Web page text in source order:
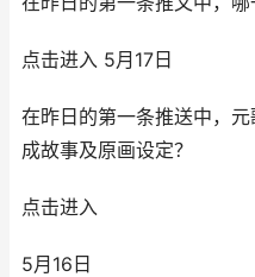
点击进入 5月17日
在昨日的第一条推送中，
成故事及原画设定？
点击进入
5月16日